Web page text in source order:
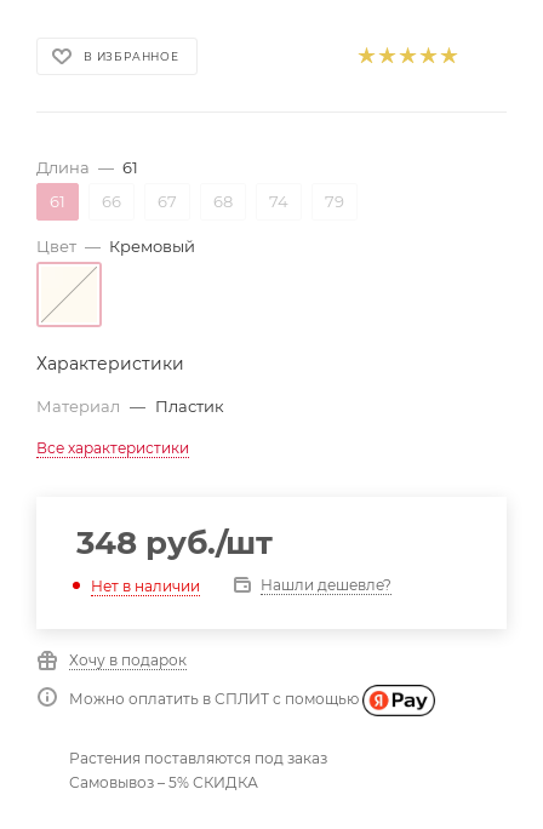
В ИЗБРАННОЕ
Длина — 61
61
66 67 68 74 79
Цвет — Кремовый
Характеристики
Материал — Пластик
Все характеристики
348 руб./шт
Нет в наличии Нашли дешевле?
Хочу в подарок
Можно оплатить в СПЛИТ с помощью
Растения поставляются под заказ
Самовывоз – 5% СКИДКА